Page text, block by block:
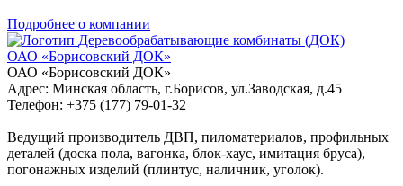
Подробнее о компании
Деревообрабатывающие комбинаты (ДОК)
ОАО «Борисовский ДОК»
ОАО «Борисовский ДОК»
Адрес: Минская область, г.Борисов, ул.Заводская, д.45
Телефон: +375 (177) 79-01-32
Ведущий производитель ДВП, пиломатериалов, профильных
деталей (доска пола, вагонка, блок-хаус, имитация бруса),
погонажных изделий (плинтус, наличник, уголок).